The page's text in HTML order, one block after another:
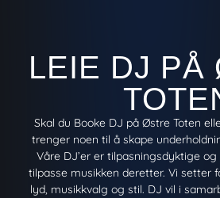
LEIE DJ PÅ
Skal du Booke DJ på Østre Toten
trenger noen til å skape
Våre DJ’er er tilpasningsdyktige
tilpasse musikken deretter. Vi setter
lyd, musikkvalg og stil. DJ vil i